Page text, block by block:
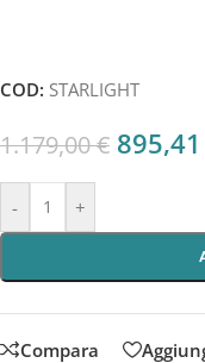
COD: STARLIGHT
1.179,00€ 895,41
- +
Compara